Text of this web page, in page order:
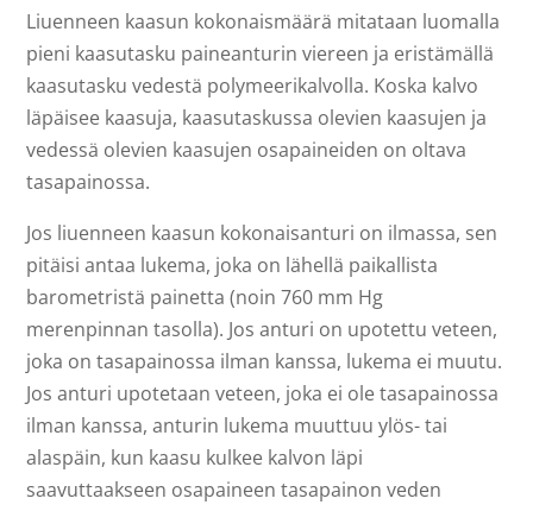
Liuenneen kaasun kokonaismäärä mitataan luomalla
pieni kaasutasku paineanturin viereen ja eristämällä
kaasutasku vedestä polymeerikalvolla. Koska kalvo
läpäisee kaasuja, kaasutaskussa olevien kaasujen ja
vedessä olevien kaasujen osapaineiden on oltava
tasapainossa.
Jos liuenneen kaasun kokonaisanturi on ilmassa, sen
pitäisi antaa lukema, joka on lähellä paikallista
barometristä painetta (noin 760 mm Hg
merenpinnan tasolla). Jos anturi on upotettu veteen,
joka on tasapainossa ilman kanssa, lukema ei muutu.
Jos anturi upotetaan veteen, joka ei ole tasapainossa
ilman kanssa, anturin lukema muuttuu ylös- tai
alaspäin, kun kaasu kulkee kalvon läpi
saavuttaakseen osapaineen tasapainon veden